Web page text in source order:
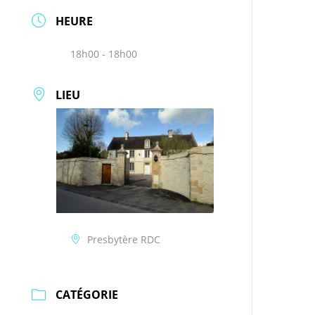
HEURE
18h00 - 18h00
LIEU
Presbytère RDC
CATÉGORIE